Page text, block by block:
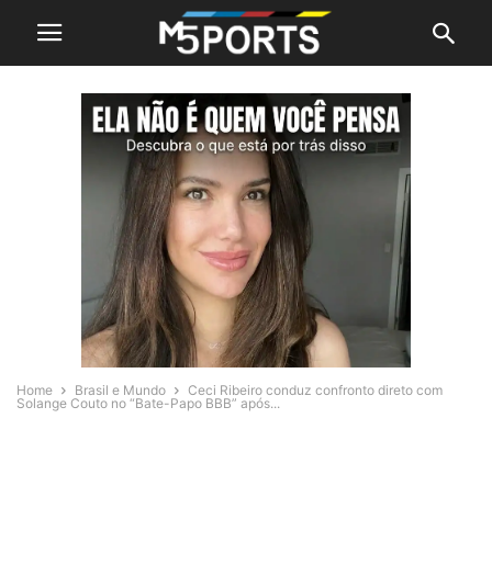
Home Brasil e Mundo
Ceci Ribeiro conduz confronto direto com
Solange Couto no “Bate-Papo BBB” após...